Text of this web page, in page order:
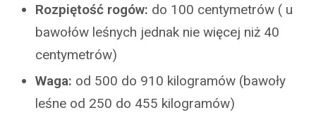
Rozpiętość rogów: do 100 centymetrów ( u
bawołów leśnych jednak nie więcej niż 40
centymetrów)
Waga: od 500 do 910 kilogramów (bawoły
leśne od 250 do 455 kilogramów)